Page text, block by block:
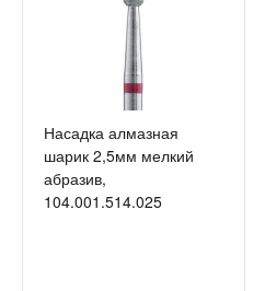
Насадка алмазная
шарик 2,5мм мелкий
абразив,
104.001.514.025